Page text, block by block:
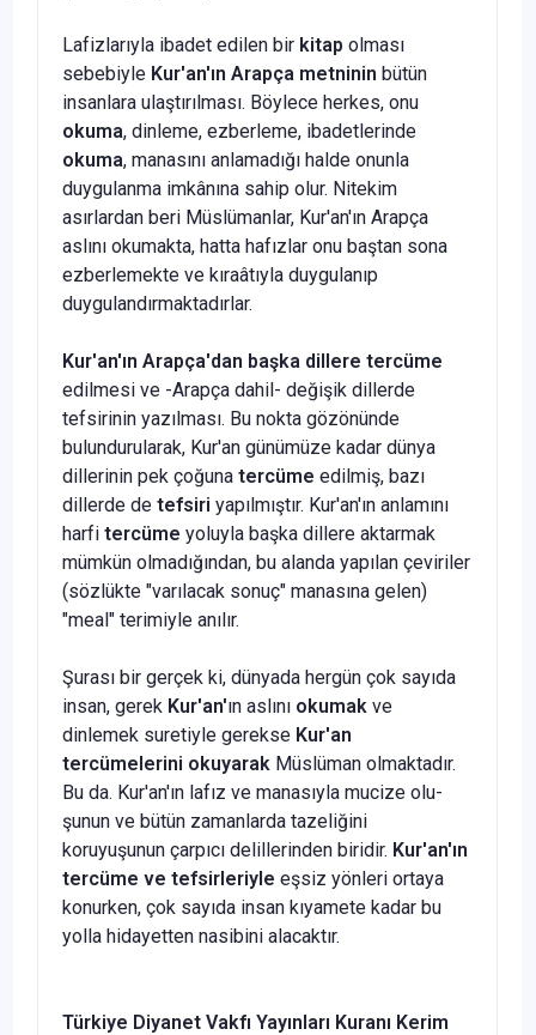
Lafizlarıyla ibadet edilen bir kitap olması
sebebiyle Kur'an'ın Arap­ça metninin bütün
insanlara ulaştırılması. Böylece herkes, onu
okuma, din­leme, ezberleme, ibadetlerinde
okuma, manasını anlamadığı halde onunla
duygulanma imkânına sahip olur. Nitekim
asırlardan beri Müslümanlar, Kur'an'ın Arapça
aslını okumakta, hatta hafızlar onu baştan sona
ezberle­mekte ve kıraâtıyla duygulanıp
duygulandırmaktadırlar.
Kur'an'ın Arapça'dan başka dillere tercüme
edilmesi ve -Arapça da­hil- değişik dillerde
tefsirinin yazılması. Bu nokta gözönünde
bulunduru­larak, Kur'an günümüze kadar dünya
dillerinin pek çoğuna tercüme edil­miş, bazı
dillerde de tefsiri yapılmıştır. Kur'an'ın anlamını
harfi tercüme yoluyla başka dillere aktarmak
mümkün olmadığından, bu alanda yapılan çeviriler
(sözlükte "varılacak sonuç" manasına gelen)
"meal" terimiyle anı­lır.
Şurası bir gerçek ki, dünyada hergün çok sayıda
insan, gerek Kur'an'ın aslını okumak ve
dinlemek suretiyle gerekse Kur'an
tercümelerini okuya­rak Müslüman olmaktadır.
Bu da. Kur'an'ın lafız ve manasıyla mucize olu­
şunun ve bütün zamanlarda tazeliğini
koruyuşunun çarpıcı delillerinden bi­ridir. Kur'an'ın
tercüme ve tefsirleriyle eşsiz yönleri ortaya
konurken, çok sayıda insan kıyamete kadar bu
yolla hidayetten nasibini alacaktır.
Türkiye Diyanet Vakfı Yayınları Kuranı Kerim